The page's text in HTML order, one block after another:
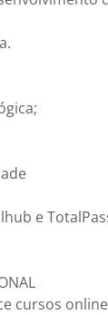
e
cursos